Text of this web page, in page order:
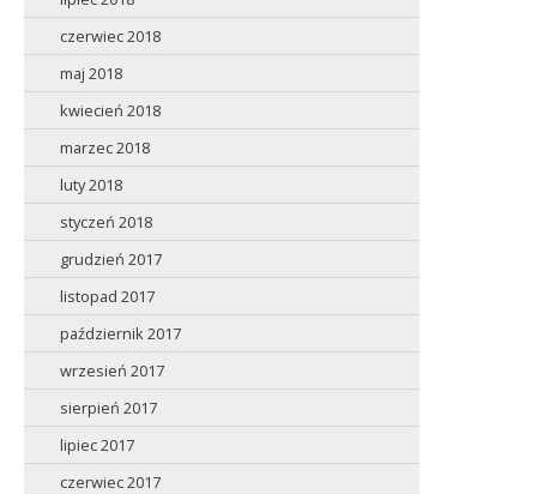
czerwiec 2018
maj 2018
kwiecień 2018
marzec 2018
luty 2018
styczeń 2018
grudzień 2017
listopad 2017
październik 2017
wrzesień 2017
sierpień 2017
lipiec 2017
czerwiec 2017